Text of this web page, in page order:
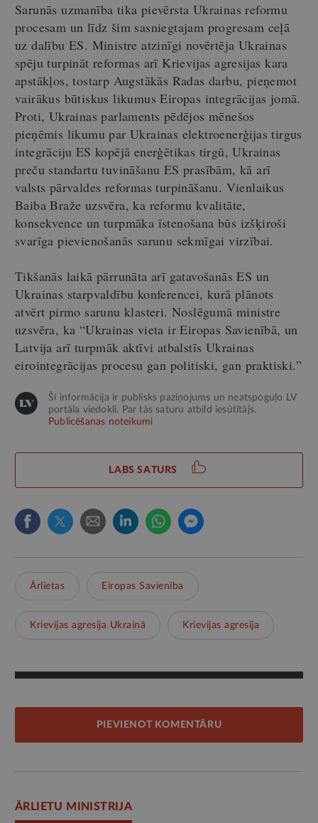
Sarunās uzmanība tika pievērsta Ukrainas reformu
procesam un līdz šim sasniegtajam progresam ceļā
uz dalību ES. Ministre atzinīgi novērtēja Ukrainas
spēju turpināt reformas arī Krievijas agresijas kara
apstākļos, tostarp Augstākās Radas darbu, pieņemot
vairākus būtiskus likumus Eiropas integrācijas jomā.
Proti, Ukrainas parlaments pēdējos mēnešos
pieņēmis likumu par Ukrainas elektroenerģijas tirgus
integrāciju ES kopējā enerģētikas tirgū, Ukrainas
preču standartu tuvināšanu ES prasībām, kā arī
valsts pārvaldes reformas turpināšanu. Vienlaikus
Baiba Braže uzsvēra, ka reformu kvalitāte,
konsekvence un turpmāka īstenošana būs izšķiroši
svarīga pievienošanās sarunu sekmīgai virzībai.
Tikšanās laikā pārrunāta arī gatavošanās ES un
Ukrainas starpvaldību konferencei, kurā plānots
atvērt pirmo sarunu klasteri. Noslēgumā ministre
uzsvēra, ka “Ukrainas vieta ir Eiropas Savienībā, un
Latvija arī turpmāk aktīvi atbalstīs Ukrainas
eirointegrācijas procesu gan politiski, gan praktiski.”
Šī informācija ir publisks paziņojums un neatspoguļo LV
portāla viedokli. Par tās saturu atbild iesūtītājs.
Publicēšanas noteikumi
LABS SATURS
Ārlietas Eiropas Savienība
Krievijas agresija Ukrainā Krievijas agresija
PIEVIENOT KOMENTĀRU
ĀRLIETU MINISTRIJA